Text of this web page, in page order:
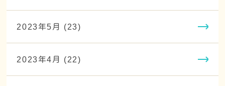
2023年5月 (23)
2023年4月 (22)